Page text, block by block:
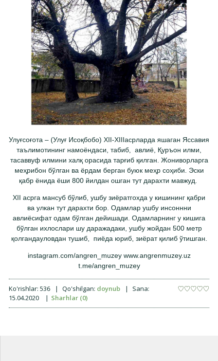
Улуғсоғота – (Улуғ Исоқбобо) XII-XIIIасрларда яшаган Яссавия
таълимотининг намоёндаси, табиб, авлиё, Қуръон илми,
тасаввуф илмини халқ орасида тарғиб қилган. Жониворларга
меҳрибон бўлган ва ёрдам берган буюк меҳр соҳиби. Эски
қабр ёнида ёши 800 йилдан ошган тут дарахти мавжуд.
XII асрга мансуб бўлиб, ушбу зиёратгохда у кишининг қабри
ва улкан тут дарахти бор. Одамлар ушбу инсоннни
авлиёсифат одам бўлган дейишади. Одамларнинг у кишига
бўлган ихлослари шу даражадаки, ушбу жойдан 500 метр
қолгандауловдан тушиб, пиёда юриб, зиёрат қилиб ўтишган.
instagram.com/angren_muzey www.angrenmuzey.uz
t.me/angren_muzey
Ko'rishlar: 536 | Qo'shilgan: doynub |
Sana:
15.04.2020
| Sharhlar (0)